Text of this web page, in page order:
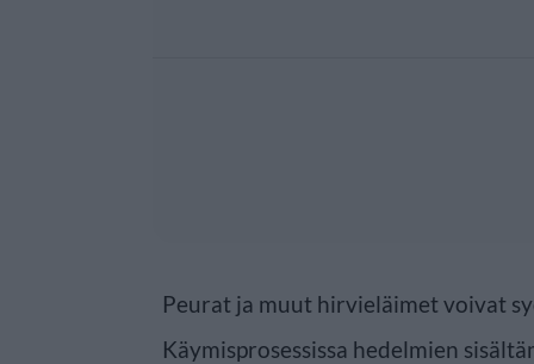
Peurat ja muut hirvieläimet voivat
Käymisprosessissa hedelmien